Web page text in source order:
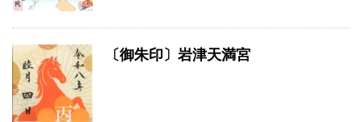
〔御朱印〕岩津天満宮